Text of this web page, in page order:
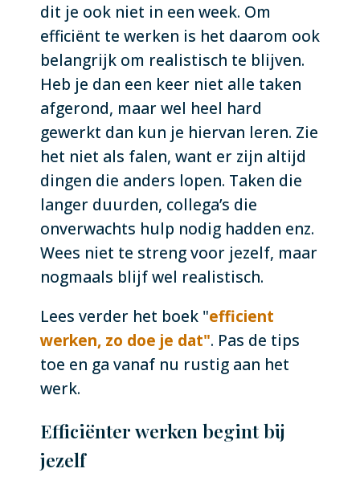
dit je ook niet in een week. Om
efficiënt te werken is het daarom ook
belangrijk om realistisch te blijven.
Heb je dan een keer niet alle taken
afgerond, maar wel heel hard
gewerkt dan kun je hiervan leren. Zie
het niet als falen, want er zijn altijd
dingen die anders lopen. Taken die
langer duurden, collega’s die
onverwachts hulp nodig hadden enz.
Wees niet te streng voor jezelf, maar
nogmaals blijf wel realistisch.
Lees verder het boek "efficient
werken, zo doe je dat". Pas de tips
toe en ga vanaf nu rustig aan het
werk.
Efficiënter werken begint bij
jezelf